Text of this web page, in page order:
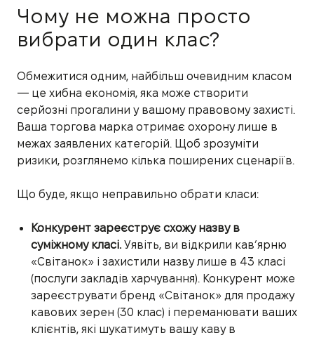
Чому не можна просто
вибрати один клас?
Обмежитися одним, найбільш очевидним класом
— це хибна економія, яка може створити
серйозні прогалини у вашому правовому захисті.
Ваша торгова марка отримає охорону лише в
межах заявлених категорій. Щоб зрозуміти
ризики, розглянемо кілька поширених сценаріїв.
Що буде, якщо неправильно обрати класи:
Конкурент зареєструє схожу назву в
суміжному класі. Уявіть, ви відкрили кавʼярню
«Світанок» і захистили назву лише в 43 класі
(послуги закладів харчування). Конкурент може
зареєструвати бренд «Світанок» для продажу
кавових зерен (30 клас) і переманювати ваших
клієнтів, які шукатимуть вашу каву в